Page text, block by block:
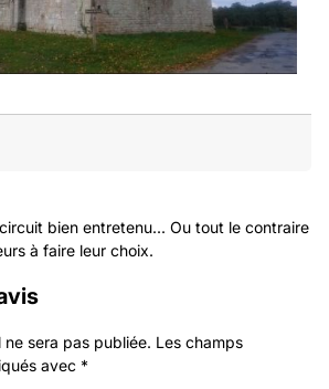
bien entretenu... Ou tout le contraire
à faire leur choix.
sera pas publiée. Les champs
avec *